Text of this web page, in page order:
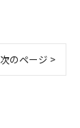
次のページ >